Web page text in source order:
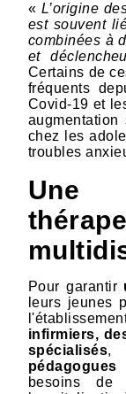
« L’origine
est souvent
combinées à
et
Certains de
fréquents
Covid-19 et
chez les
troubles
Pour garantir
leurs jeunes
infirmiers,
spécialisés,
pédagogues
besoins de